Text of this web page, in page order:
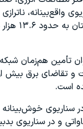
نوبل صلح
آمریکا «سی‌پک»
به چین
واقع‌بینانه،
اوج مصرف
تأمین هم‌زمان
است.
سناریوی
مگاواتی و در سناریوی